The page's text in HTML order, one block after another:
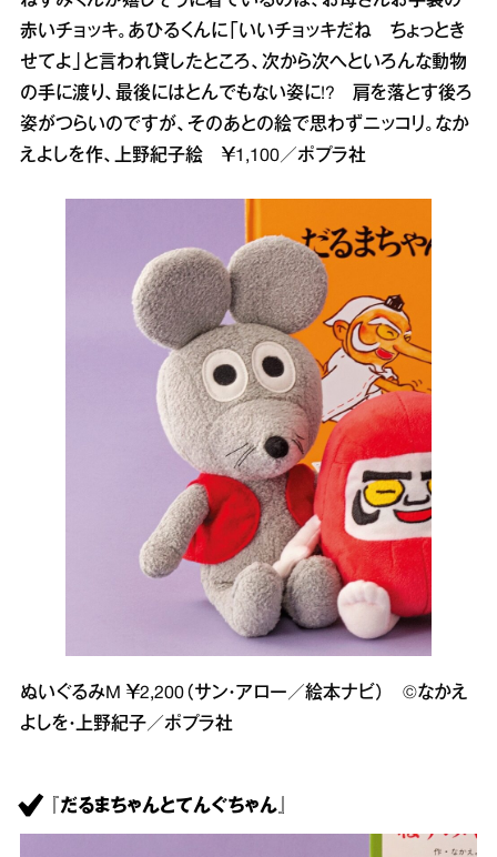
赤いチョッキ。あひるくんに「いいチョッキだね ちょっとき
せてよ」と言われ貸したところ、次から次へといろんな動物
の手に渡り、最後にはとんでもない姿に!? 肩を落とす後ろ
姿がつらいのですが、そのあとの絵で思わずニッコリ。なか
えよしを作、上野紀子絵 ￥1,100／ポプラ社
ぬいぐるみM ￥2,200（サン・アロー／絵本ナビ） ©なかえ
よしを・上野紀子／ポプラ社
『だるまちゃんとてんぐちゃん』